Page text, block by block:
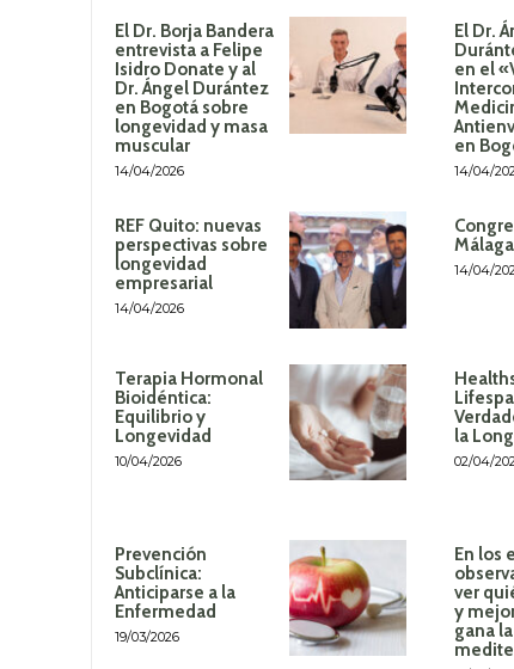
El Dr. Borja Bandera
entrevista a Felipe
Isidro Donate y al
Dr. Ángel Durántez
en Bogotá sobre
longevidad y masa
muscular
14/04/2026
El Dr.
en el
en
14/04/
REF Quito: nuevas
perspectivas sobre
longevidad
empresarial
14/04/2026
14/04/
Terapia Hormonal
Bioidéntica:
Equilibrio y
Longevidad
10/04/2026
la
02/04/
Prevención
Subclínica:
Anticiparse a la
Enfermedad
19/03/2026
En los
ver
y
gana